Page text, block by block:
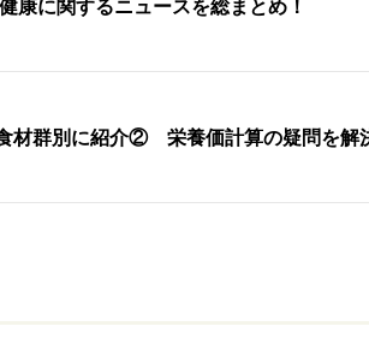
に関するニュースを総まとめ！
材群別に紹介② 栄養価計算の疑問を解